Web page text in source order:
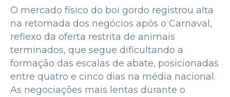
O mercado físico do boi gordo registrou alta
na retomada dos negócios após o Carnaval,
reflexo da oferta restrita de animais
terminados, que segue dificultando a
formação das escalas de abate, posicionadas
entre quatro e cinco dias na média nacional.
As negociações mais lentas durante o